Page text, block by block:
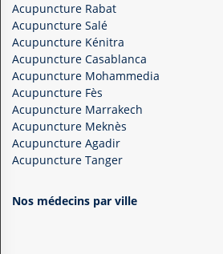
Acupuncture Rabat
Acupuncture Salé
Acupuncture Kénitra
Acupuncture Casablanca
Acupuncture Mohammedia
Acupuncture Fès
Acupuncture Marrakech
Acupuncture Meknès
Acupuncture Agadir
Acupuncture Tanger
Nos médecins par ville